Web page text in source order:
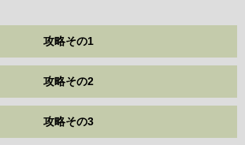
攻略その1
攻略その2
攻略その3